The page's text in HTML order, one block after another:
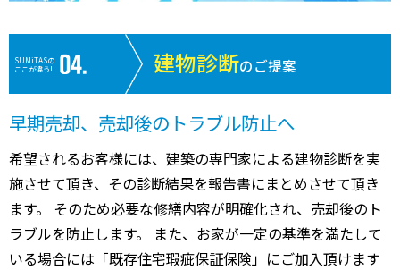
SUMiTASの
ここが違う!
建物診断のご提案
早期売却、売却後のトラブル防止へ
希望されるお客様には、建築の専門家による建物診断を実
施させて頂き、その診断結果を報告書にまとめさせて頂き
ます。 そのため必要な修繕内容が明確化され、売却後のト
ラブルを防止します。 また、お家が一定の基準を満たして
いる場合には「既存住宅瑕疵保証保険」にご加入頂けます